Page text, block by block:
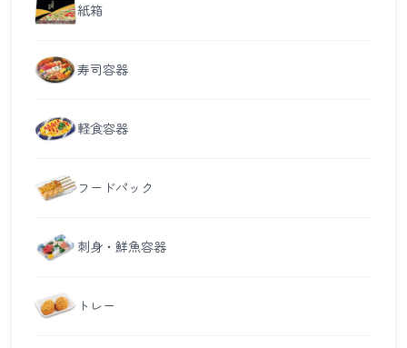
紙箱
寿司容器
軽食容器
フードパック
刺身・鮮魚容器
トレー